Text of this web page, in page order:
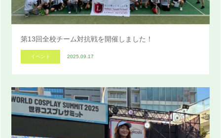
第13回全校チーム対抗戦を開催しました！
イベント 2025.09.17